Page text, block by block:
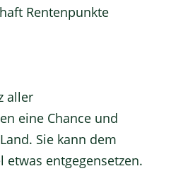
Rentenpunkte
aller
eine Chance und
Sie kann dem
etwas entgegensetzen.